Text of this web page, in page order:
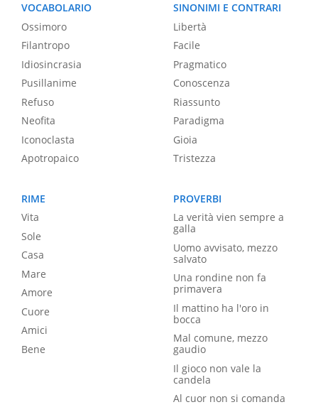
VOCABOLARIO
Ossimoro
Filantropo
Idiosincrasia
Pusillanime
Refuso
Neofita
Iconoclasta
Apotropaico
SINONIMI E CONTRARI
Libertà
Facile
Pragmatico
Conoscenza
Riassunto
Paradigma
Gioia
Tristezza
RIME
Vita
Sole
Casa
Mare
Amore
Cuore
Amici
Bene
PROVERBI
La verità vien sempre a
galla
Uomo avvisato, mezzo
salvato
Una rondine non fa
primavera
Il mattino ha l'oro in
bocca
Mal comune, mezzo
gaudio
Il gioco non vale la
candela
Al cuor non si comanda